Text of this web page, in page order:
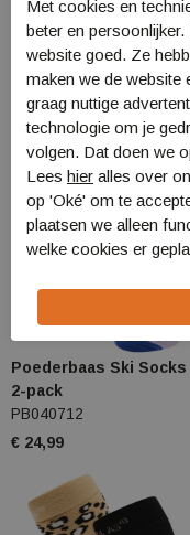
€ 49,99
Poederbaas Ski Socks
2-pack
PB040712
€ 24,99
Met cookies en
beter en
website goed. Ze
maken we de website
graag nuttige
technologie om je
volgen. Dat doen we
Lees hier alles over
op 'Oké' om te
plaatsen we alleen
welke cookies er